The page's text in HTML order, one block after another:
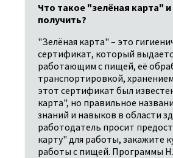
Что такое "зелёная карта" и
получить?
"Зелёная карта" – это
сертификат, который
работающим с пищей, её
транспортировкой,
этот сертификат был
карта", но правильное
знаний и навыков в области
работодатель просит
карту" для работы, закажите
работы с пищей. Программы